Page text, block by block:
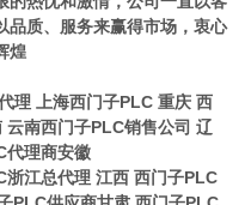
品质、服务来赢得市场，衷心
煌
理 上海西门子PLC 重庆 西
南西门子PLC销售公司 辽
代理商安徽
江总代理 江西 西门子PLC